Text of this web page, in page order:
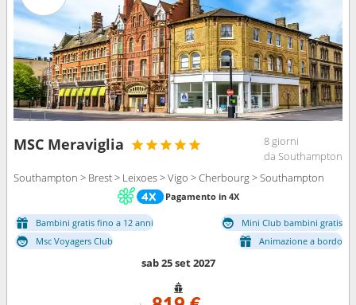
MSC Meraviglia
8 giorni
da Southampton
Southampton > Brest > Leixoes > Vigo > Cherbourg > Southampton
Pagamento in 4X
Bambini gratis fino a 12 anni
Mini Club bambini gratis
Msc Voyagers Club
Animazione a bordo
sab 25 set 2027